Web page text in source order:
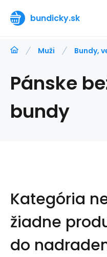
bundicky.sk
Muži Bundy,
Pánske
bundy
Kategória
žiadne
do